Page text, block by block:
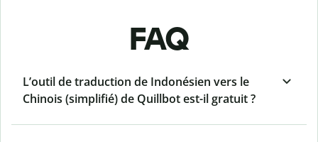
FAQ
L’outil de traduction de Indonésien vers le
Chinois (simplifié) de Quillbot est-il gratuit ?